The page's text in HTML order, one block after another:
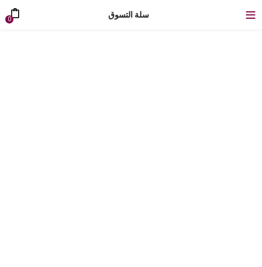
سلة التسوق 0